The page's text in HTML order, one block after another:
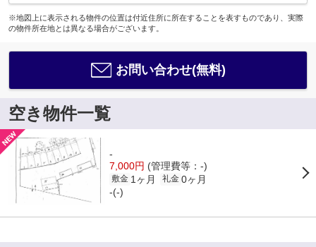
※地図上に表示される物件の位置は付近住所に所在することを表すものであり、実際
の物件所在地とは異なる場合がございます。
お問い合わせ(無料)
空き物件一覧
-
7,000円 (管理費等：-)
敷金 1ヶ月 礼金 0ヶ月
-(-)